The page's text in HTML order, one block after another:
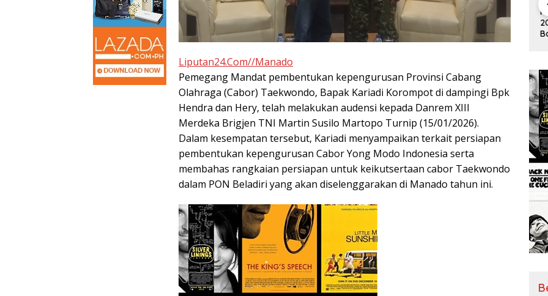
Liputan24.Com//Manado
Pemegang Mandat pembentukan kepengurusan Provinsi Cabang
Olahraga (Cabor) Taekwondo, Bapak Kariadi Korompot di dampingi Bpk
Hendra dan Hery, telah melakukan audensi kepada Danrem XIII
Merdeka Brigjen TNI Martin Susilo Martopo Turnip (15/01/2026).
Dalam kesempatan tersebut, Kariadi menyampaikan terkait persiapan
pembentukan kepengurusan Cabor Yong Modo Indonesia serta
membahas rangkaian persiapan untuk keikutsertaan cabor Taekwondo
dalam PON Beladiri yang akan diselenggarakan di Manado tahun ini.
Tontowi
Ahmad/Liliy
ana Natsir
Sabet Gelar
Juara Dunia
Kedua
Pergantian
Jitu Luis
Milla yang
Mengantar
Indonesia
ke Semifinal
Tunggal
Putra
Tahun, Ini
Saran Untuk
Jonatan
dkk
Klasemen F1
Bottas
Menangi GP
Australia
Tontowi
Ahmad/Liliy
ana Natsir
Sabet Gelar
Pergantian
Jitu Luis
Tunggal
Putra
Paceklik
Gelar All
Jonatan
dkk